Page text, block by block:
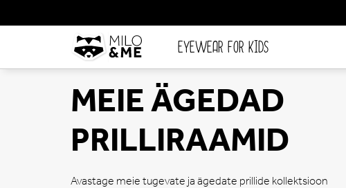
EYEWEAR FOR KIDS
MEIE ÄGEDAD
PRILLIRAAMID
Avastage meie tugevate ja ägedate prillide kollektsioon